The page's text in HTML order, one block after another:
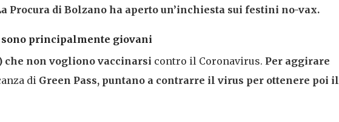
Procura di Bolzano ha aperto un’inchiesta sui festini no-vax.
principalmente giovani
che non vogliono vaccinarsi contro il Coronavirus. Per aggirare
di Green Pass, puntano a contrarre il virus per ottenere poi il